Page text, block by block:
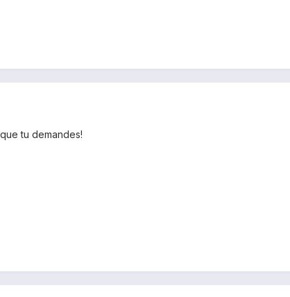
tu demandes!